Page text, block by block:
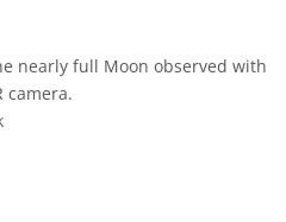
nearly full Moon observed with
camera.
Commons Atribución-